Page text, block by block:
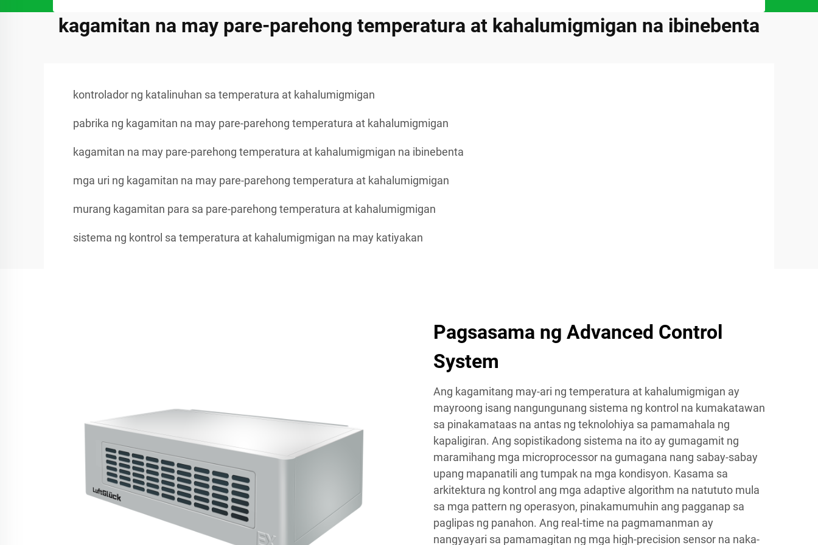
kagamitan na may pare-parehong temperatura at kahalumigmigan na ibinebenta
kontrolador ng katalinuhan sa temperatura at kahalumigmigan
pabrika ng kagamitan na may pare-parehong temperatura at kahalumigmigan
kagamitan na may pare-parehong temperatura at kahalumigmigan na ibinebenta
mga uri ng kagamitan na may pare-parehong temperatura at kahalumigmigan
murang kagamitan para sa pare-parehong temperatura at kahalumigmigan
sistema ng kontrol sa temperatura at kahalumigmigan na may katiyakan
Pagsasama ng Advanced Control
System
Ang kagamitang may-ari ng temperatura at kahalumigmigan ay
mayroong isang nangungunang sistema ng kontrol na kumakatawan
sa pinakamataas na antas ng teknolohiya sa pamamahala ng
kapaligiran. Ang sopistikadong sistema na ito ay gumagamit ng
maramihang mga microprocessor na gumagana nang sabay-sabay
upang mapanatili ang tumpak na mga kondisyon. Kasama sa
arkitektura ng kontrol ang mga adaptive algorithm na natututo mula
sa mga pattern ng operasyon, pinakamumuhin ang pagganap sa
paglipas ng panahon. Ang real-time na pagmamanman ay
nangyayari sa pamamagitan ng mga high-precision sensor na naka-